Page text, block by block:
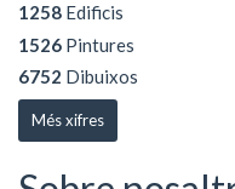
1258 Edificis
1526 Pintures
6752 Dibuixos
Més xifres